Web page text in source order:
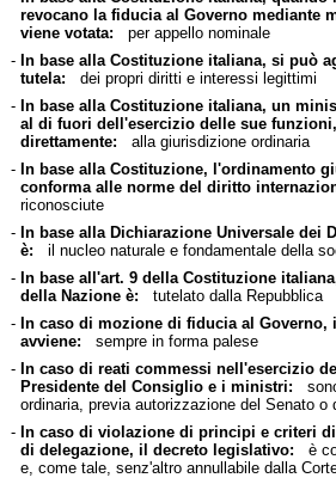
revocano la fiducia al Governo mediante
viene votata: per appello nominale
- In base alla Costituzione italiana, si può
tutela: dei propri diritti e interessi legittimi
- In base alla Costituzione italiana, un
al di fuori dell'esercizio delle sue
direttamente: alla giurisdizione ordinaria
- In base alla Costituzione, l'ordinamento
conforma alle norme del diritto
riconosciute
- In base alla Dichiarazione Universale dei
è: il nucleo naturale e fondamentale della
- In base all'art. 9 della Costituzione
della Nazione è: tutelato dalla Repubblica
- In caso di mozione di fiducia al Governo,
avviene: sempre in forma palese
- In caso di reati commessi nell'esercizio
Presidente del Consiglio e i ministri:
ordinaria, previa autorizzazione del Senato o
- In caso di violazione di principi e criteri
di delegazione, il decreto legislativo: è
e, come tale, senz'altro annullabile dalla